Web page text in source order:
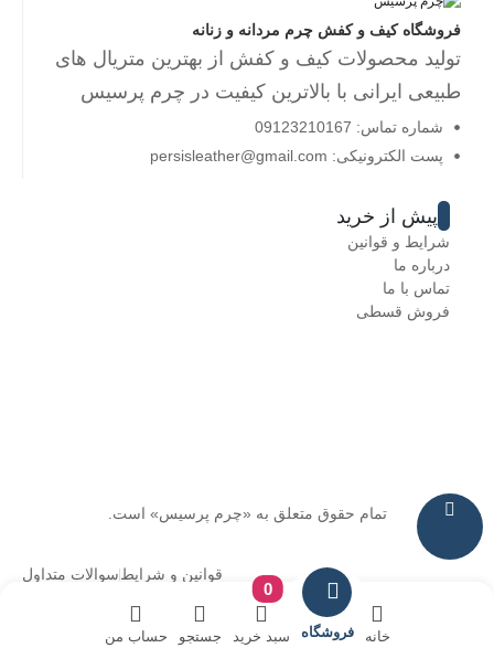
فروشگاه کیف و کفش چرم مردانه و زنانه
تولید محصولات کیف و کفش از بهترین متریال های
طبیعی ایرانی با بالاترین کیفیت در چرم پرسیس
شماره تماس: 09123210167
پست الکترونیکی: persisleather@gmail.com
پیش از خرید
شرایط و قوانین
درباره ما
تماس با ما
فروش قسطی
تمام حقوق متعلق به «چرم پرسیس» است.
قوانین و شرایطسوالات متداول
خانه فروشگاه
0
سبد خرید جستجو حساب من